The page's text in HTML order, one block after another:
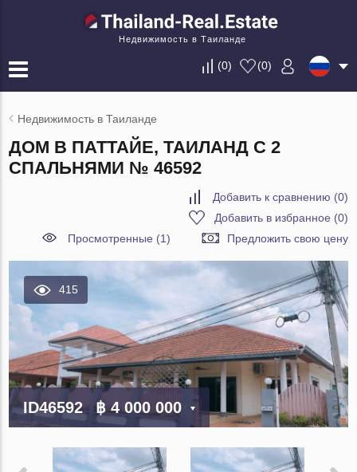
Недвижимость в Таиланде
(0) (0)
Недвижимость в Таиланде
ДОМ В ПАТТАЙЕ, ТАИЛАНД С 2
СПАЛЬНЯМИ № 46592
Добавить к сравнению (0)
Добавить в избранное (0)
Просмотренные (1)
Предложить свою цену
415
ID46592 ฿ 4 000 000